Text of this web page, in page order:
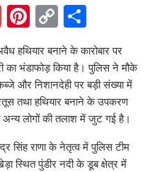
G
m
ai
l
Pi
er
e
st
C
o
p
y
Li
n
k
h
ar
e
हथियार बनाने के कारोबार पर
का भंडाफोड़ किया है। पुलिस ने मौके
और निशानदेही पर बड़ी संख्या में
तथा हथियार बनाने के उपकरण
लोगों की तलाश में जुट गई है।
सिंह राणा के नेतृत्व में पुलिस टीम
स्थित पुंडीर नदी के डूब क्षेत्र में